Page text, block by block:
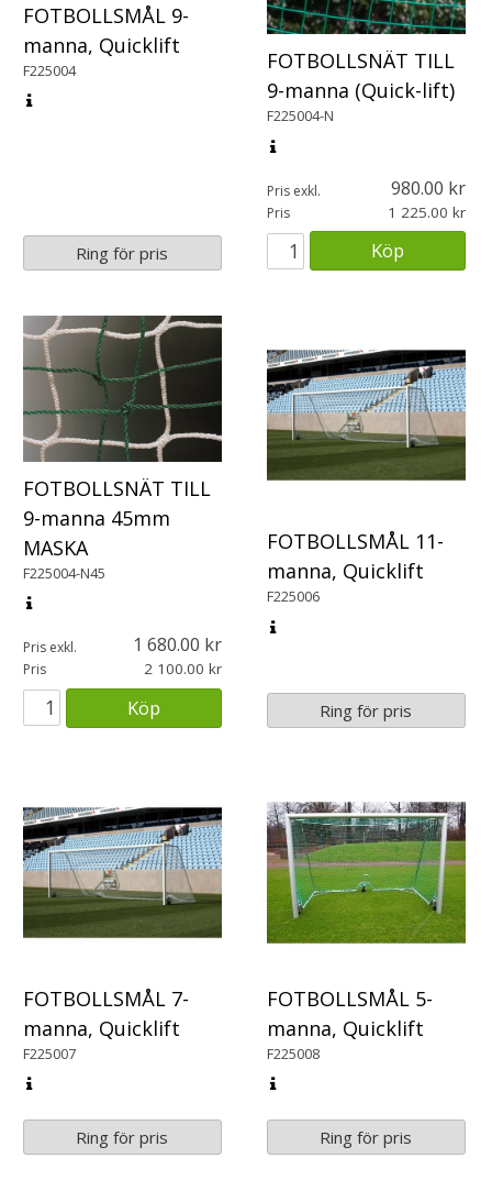
FOTBOLLSMÅL 9-
manna, Quicklift
F225004
Ring för pris
FOTBOLLSNÄT TILL
9-manna (Quick-lift)
F225004-N
Pris exkl. 980.00
Pris 1 225.00
Köp
FOTBOLLSNÄT TILL
9-manna 45mm
MASKA
F225004-N45
Pris exkl. 1 680.00
Pris 2 100.00
Köp
FOTBOLLSMÅL 11-
manna, Quicklift
F225006
Ring för pris
FOTBOLLSMÅL 7-
manna, Quicklift
F225007
Ring för pris
FOTBOLLSMÅL 5-
manna, Quicklift
F225008
Ring för pris